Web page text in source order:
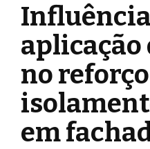
aplicação
no
em